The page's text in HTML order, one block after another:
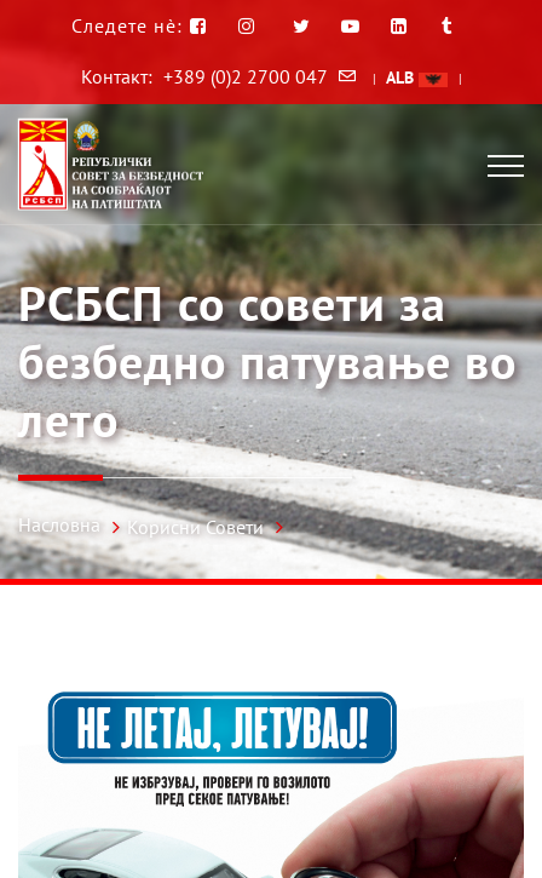
Следете нè:
Контакт: +389 (0)2 2700 047 | ALB |
РСБСП со совети за
безбедно патување во
лето
Насловна Корисни Совети